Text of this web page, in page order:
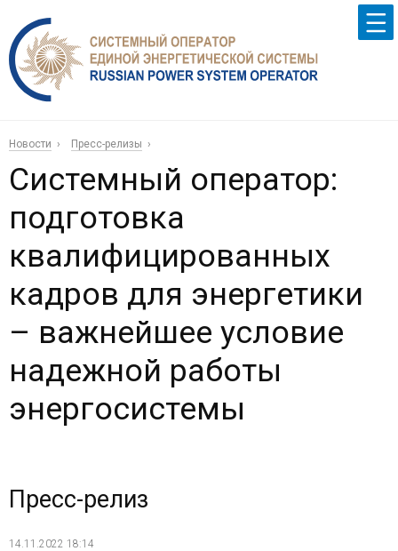
Новости Пресс-релизы
Системный оператор:
подготовка
квалифицированных
кадров для энергетики
– важнейшее условие
надежной работы
энергосистемы
Пресс-релиз
14.11.2022 18:14